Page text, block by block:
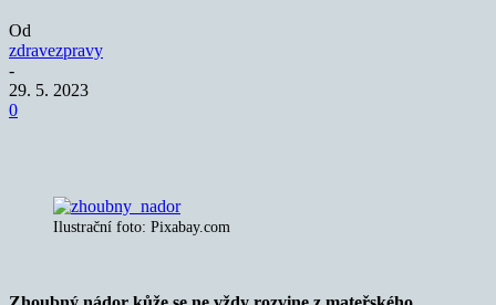
Od
zdravezpravy
-
29. 5. 2023
0
Ilustrační foto: Pixabay.com